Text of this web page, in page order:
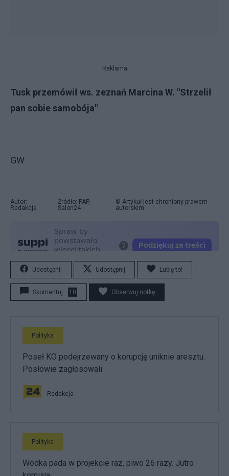
Reklama
Tusk przemówił ws. zeznań Marcina W. "Strzelił
pan sobie samobója"
GW
Autor:
Redakcja
Źródło: PAP,
Salon24
© Artykuł jest chroniony prawem
autorskim.
Udostępnij Udostępnij Lubię to!
Skomentuj 10 Obserwuj notkę
Polityka
Poseł KO podejrzewany o korupcję uniknie aresztu.
Posłowie zagłosowali
Redakcja
Polityka
Wódka pada w projekcie raz, piwo 26 razy. Jutro